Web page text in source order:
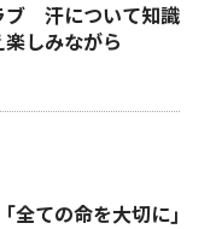
ブ 汗について知識
しみながら
全ての命を大切に｣